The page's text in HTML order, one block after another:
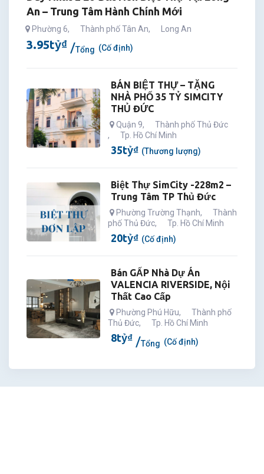
An – Trung Tâm Hành Chính Mới
Phường 6, Thành phố Tân An, Long An
3.95tỷ₫ Tổng (Cố định)
BÁN BIỆT THỰ – TẶNG
NHÀ PHỐ 35 TỶ SIMCITY
THỦ ĐỨC
Quận 9,
Thành phố Thủ Đức
,
Tp. Hồ Chí Minh
35tỷ₫ (Thương lượng)
Biệt Thự SimCity -228m2 –
Trung Tâm TP Thủ Đức
Phường Trường Thạnh,
Thành
phố Thủ Đức, Tp. Hồ Chí Minh
20tỷ₫ (Cố định)
Bán GẤP Nhà Dự Án
VALENCIA RIVERSIDE, Nội
Thất Cao Cấp
Phường Phú Hữu,
Thành phố
Thủ Đức, Tp. Hồ Chí Minh
8tỷ₫ Tổng (Cố định)